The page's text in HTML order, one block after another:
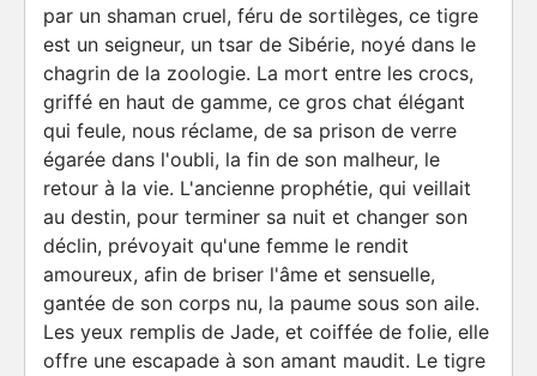
par un shaman cruel, féru de sortilèges, ce tigre
est un seigneur, un tsar de Sibérie, noyé dans le
chagrin de la zoologie. La mort entre les crocs,
griffé en haut de gamme, ce gros chat élégant
qui feule, nous réclame, de sa prison de verre
égarée dans l'oubli, la fin de son malheur, le
retour à la vie. L'ancienne prophétie, qui veillait
au destin, pour terminer sa nuit et changer son
déclin, prévoyait qu'une femme le rendit
amoureux, afin de briser l'âme et sensuelle,
gantée de son corps nu, la paume sous son aile.
Les yeux remplis de Jade, et coiffée de folie, elle
offre une escapade à son amant maudit. Le tigre